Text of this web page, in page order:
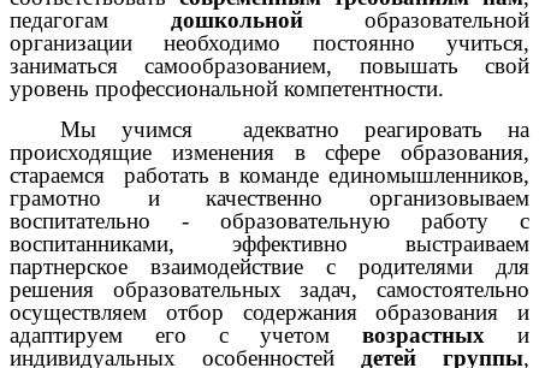
педагогам дошкольной образовательной
организации необходимо постоянно учиться,
заниматься самообразованием, повышать свой
уровень профессиональной компетентности.
Мы учимся адекватно реагировать на
происходящие изменения в сфере образования,
стараемся работать в команде единомышленников,
грамотно и качественно организовываем
воспитательно - образовательную работу с
воспитанниками, эффективно выстраиваем
партнерское взаимодействие с родителями для
решения образовательных задач, самостоятельно
осуществляем отбор содержания образования и
адаптируем его с учетомвозрастных и
индивидуальных особенностей детей группы,